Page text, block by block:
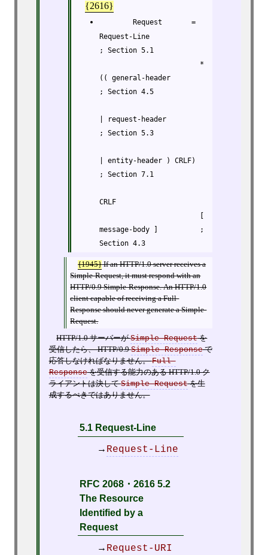
{2616}
        Request       =
Request-Line
; Section 5.1
                        *
(( general-header
; Section 4.5
| request-header
; Section 5.3
| entity-header ) CRLF)
; Section 7.1
CRLF
message-body ]          ;
Section 4.3
{1945}If an HTTP/1.0 server receives a
Simple-Request, it must respond with an
HTTP/0.9 Simple-Response. An HTTP/1.0
client capable of receiving a Full-
Response should never generate a Simple-
Request.
HTTP/1.0 サーバーがSimple-Requestを
受信したら、 HTTP/0.9Simple-Responseで
応答しなければなりません。Full-
Responseを受信する能力のある HTTP/1.0 ク
ライアントは決してSimple-Requestを生
成するべきではありません。
5.1 Request-Line
→ Request-Line
RFC 2068・2616 5.2
The Resource
Identified by a
Request
→ Request-URI